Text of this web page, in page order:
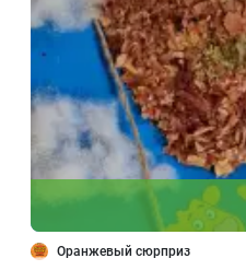
Оранжевый сюрприз